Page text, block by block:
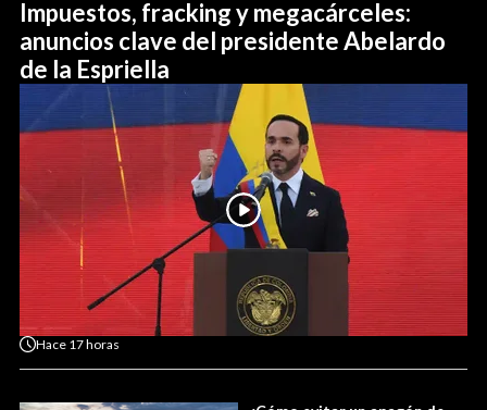
Impuestos, fracking y megacárceles:
anuncios clave del presidente Abelardo
de la Espriella
Hace 17 horas